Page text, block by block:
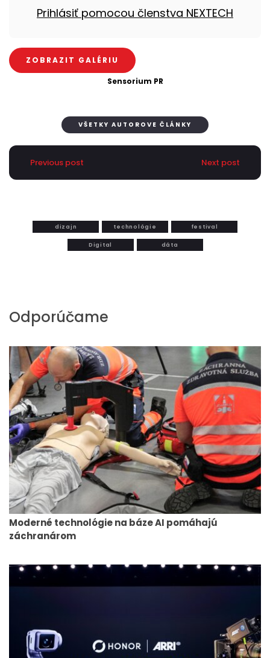
Prihlásiť pomocou členstva NEXTECH
ZOBRAZIT GALÉRIU
Sensorium PR
VŠETKY AUTOROVE ČLÁNKY
Previous post Next post
dizajn technológie festival
Digital dáta
Odporúčame
Moderné technológie na báze AI pomáhajú
záchranárom